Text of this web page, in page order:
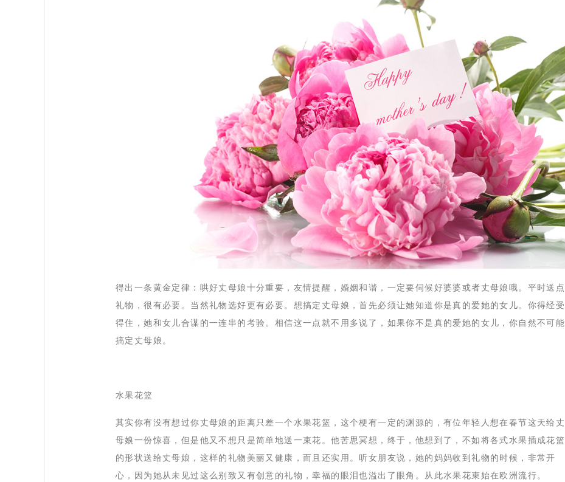
得出一条黄金定律：哄好丈母娘十分重要，友情提醒，婚姻和谐，一定要伺候好婆婆或者丈母娘哦。平时送点
礼物，很有必要。当然礼物选好更有必要。想搞定丈母娘，首先必须让她知道你是真的爱她的女儿。你得经受
得住，她和女儿合谋的一连串的考验。相信这一点就不用多说了，如果你不是真的爱她的女儿，你自然不可能
搞定丈母娘。
水果花篮
其实你有没有想过你丈母娘的距离只差一个水果花篮，这个梗有一定的渊源的，有位年轻人想在春节这天给丈
母娘一份惊喜，但是他又不想只是简单地送一束花。他苦思冥想，终于，他想到了，不如将各式水果插成花篮
的形状送给丈母娘，这样的礼物美丽又健康，而且还实用。听女朋友说，她的妈妈收到礼物的时候，非常开
心，因为她从未见过这么别致又有创意的礼物，幸福的眼泪也溢出了眼角。从此水果花束始在欧洲流行。